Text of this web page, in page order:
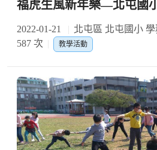
福虎生風新年樂—北屯國
2022-01-21 北屯區 北屯國小
587 次
教學活動